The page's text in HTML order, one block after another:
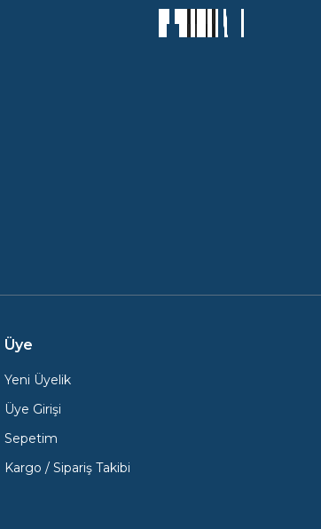
Üye
Yeni Üyelik
Üye Girişi
Sepetim
Kargo / Sipariş Takibi